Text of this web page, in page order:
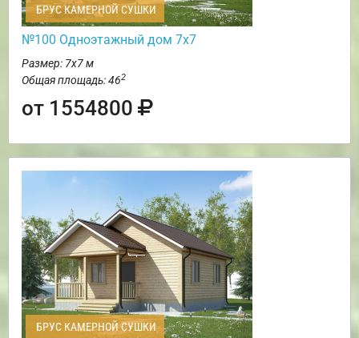
БРУС КАМЕРНОЙ СУШКИ
№100 Одноэтажный дом 7х7
Размер: 7х7 м
Общая площадь: 462
от 1554800
БРУС КАМЕРНОЙ СУШКИ